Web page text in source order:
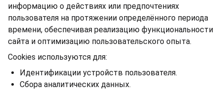
информацию о действиях или предпочтениях
пользователя на протяжении определённого периода
времени, обеспечивая реализацию функциональности
сайта и оптимизацию пользовательского опыта.
Cookies используются для:
Идентификации устройств пользователя.
Сбора аналитических данных.